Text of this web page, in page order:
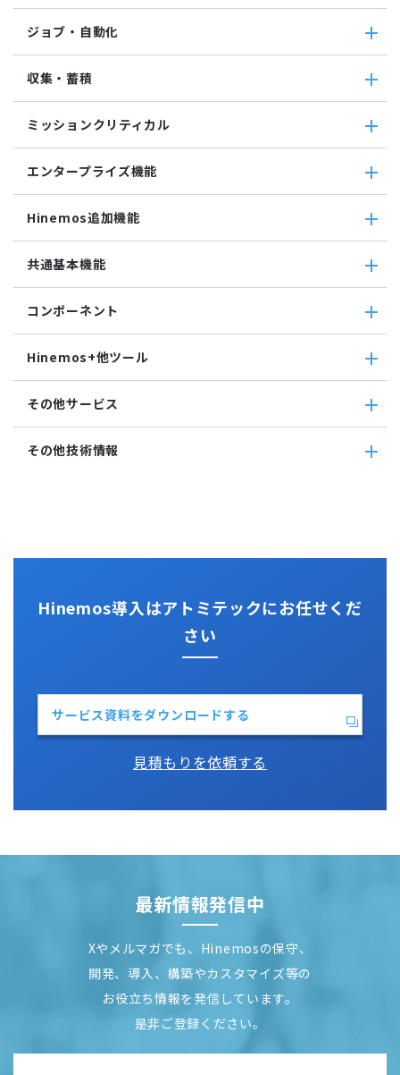
クラウド管理機能(AWS)
VM管理機能
パケットキャプチャ監視
カスタムトラップ監視
カスタム監視
バイナリファイル監視
収集値統合監視
ログ件数監視
システムログ監視
JMX監視
SQL監視
SNMPTRAP監視
SNMP監視
HTTPシナリオ監視
Hinemosエージェント監視
Windowsイベント監視
サービス・ポート監視
リソース監視
プロセス監視
ジョブ・自動化
ジョブ機能全般について
コマンドジョブ
ファイル転送ジョブ
参照ジョブ
環境構築機能
実行契機
ジョブ連携送信ジョブ
ファイルチェックジョブ
監視ジョブ
承認ジョブ
収集・蓄積
転送
ダウンロード
検索
蓄積
収集
ミッションクリティカル
ミッションクリティカル（Linux）
ミッションクリティカル（Windows）
エンタープライズ機能
インシデント管理連携ツール
Grafana
ユーティリティ機能
レポーティング
ノードマップ
Hinemos追加機能
Hinemosインシデントダッシュボード
メッセージフィルタ
Hinemosセキュリティオプション
共通基本機能
セルフチェック
メンテナンス
通知
アカウント
カレンダ
コンポーネント
Hinemosエージェント
Hinemosクライアント
Hinemosマネージャ
Hinemos+他ツール
google apps
teams
slack
その他サービス
CloudGate UNO
その他技術情報
Hinemos導入はアトミテックにお任せくだ
さい
サービス資料をダウンロードする
見積もりを依頼する
最新情報発信中
Xやメルマガでも、Hinemosの保守、
開発、導入、構築やカスタマイズ等の
お役立ち情報を発信しています。
是非ご登録ください。